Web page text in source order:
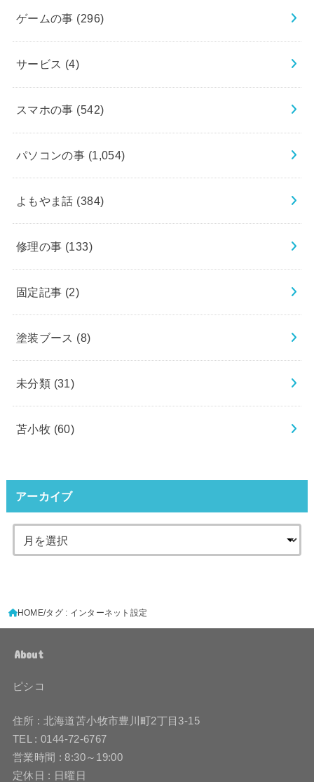
ゲームの事 (296)
サービス (4)
スマホの事 (542)
パソコンの事 (1,054)
よもやま話 (384)
修理の事 (133)
固定記事 (2)
塗装ブース (8)
未分類 (31)
苫小牧 (60)
アーカイブ
HOME タグ : インターネット設定
About
ピシコ
住所 : 北海道苫小牧市豊川町2丁目3-15
TEL : 0144-72-6767
営業時間 : 8:30～19:00
定休日 : 日曜日